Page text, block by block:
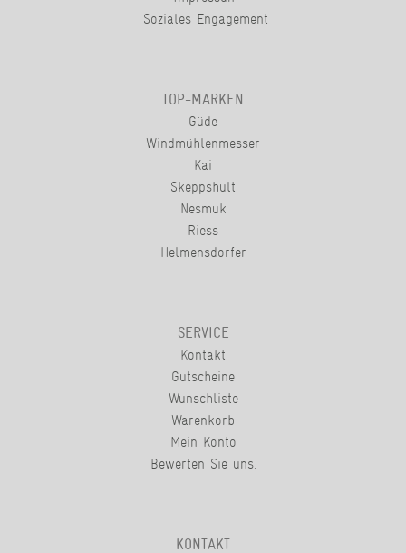
Soziales Engagement
TOP-MARKEN
Güde
Windmühlenmesser
Kai
Skeppshult
Nesmuk
Riess
Helmensdorfer
SERVICE
Kontakt
Gutscheine
Wunschliste
Warenkorb
Mein Konto
Bewerten Sie uns.
KONTAKT